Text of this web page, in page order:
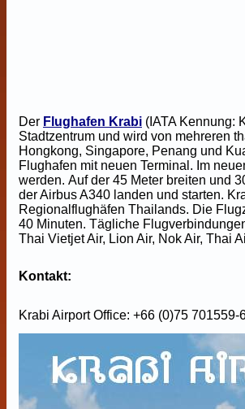
Der Flughafen Krabi (IATA Kennung:
Stadtzentrum und wird von mehreren
Hongkong, Singapore, Penang und
Flughafen mit neuen Terminal. Im
werden. Auf der 45 Meter breiten und
der Airbus A340 landen und starten.
Regionalflughäfen Thailands. Die
40 Minuten. Tägliche
Thai Vietjet Air, Lion Air, Nok Air, Thai
Kontakt:
Krabi Airport Office: +66 (0)75 701559-